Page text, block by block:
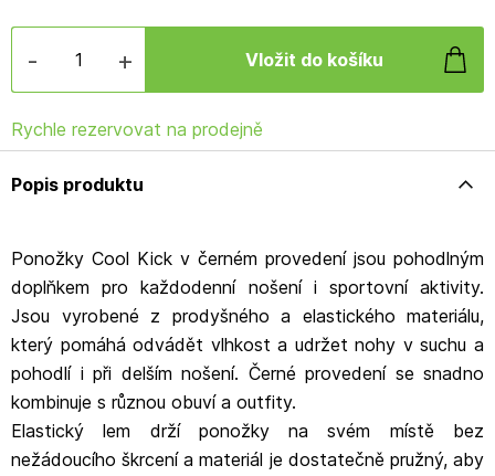
- +
Rychle rezervovat na prodejně
Popis produktu
Ponožky Cool Kick v černém provedení jsou pohodlným
doplňkem pro každodenní nošení i sportovní aktivity.
Jsou vyrobené z prodyšného a elastického materiálu,
který pomáhá odvádět vlhkost a udržet nohy v suchu a
pohodlí i při delším nošení. Černé provedení se snadno
kombinuje s různou obuví a outfity.
Elastický lem drží ponožky na svém místě bez
nežádoucího škrcení a materiál je dostatečně pružný, aby